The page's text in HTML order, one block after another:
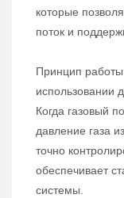
которые
поток и
Принцип работы
использовании
Когда газовый
давление газа
точно
обеспечивает
системы.